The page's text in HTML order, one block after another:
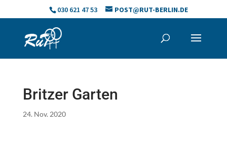
030 621 47 53 POST@RUT-BERLIN.DE
Britzer Garten
24. Nov. 2020